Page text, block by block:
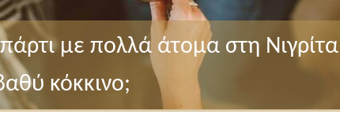
με πολλά άτομα στη Νιγρίτα
κόκκινο;